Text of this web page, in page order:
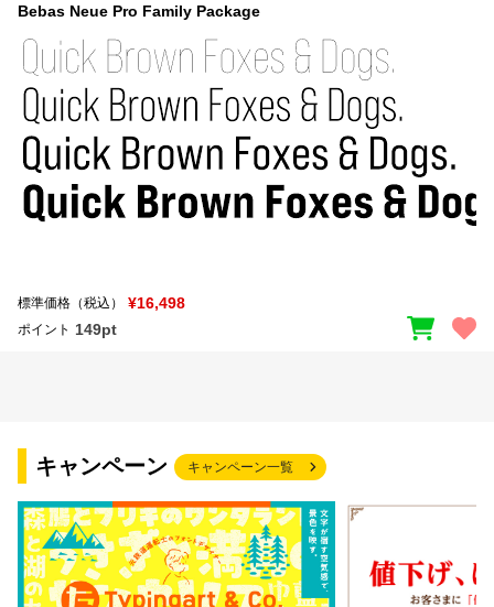
Bebas Neue Pro Family Package
標準価格（税込） ¥16,498
ポイント 149pt
キャンペーン キャンペーン一覧